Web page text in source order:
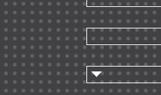
| ۱۰
| ۳۲